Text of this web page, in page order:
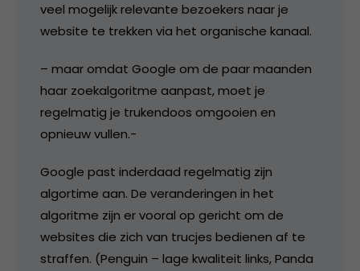
veel mogelijk relevante bezoekers naar je
website te trekken via het organische kanaal.
– maar omdat Google om de paar maanden
haar zoekalgoritme aanpast, moet je
regelmatig je trukendoos omgooien en
opnieuw vullen.-
Google past inderdaad regelmatig zijn
algortime aan. De veranderingen in het
algoritme zijn er vooral op gericht om de
websites die zich van trucjes bedienen af te
straffen. (Penguin – lage kwaliteit links, Panda